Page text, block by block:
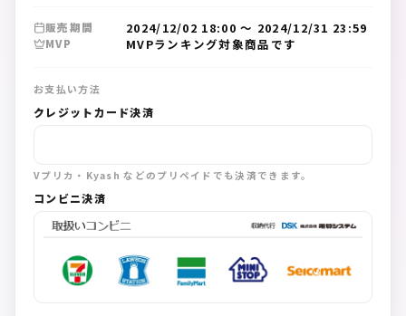
販売期間 2024/12/02 18:00 〜 2024/12/31 23:59
MVP MVPランキング対象商品です
お支払い方法
クレジットカード決済
Vプリカ・Kyash などのプリペイドでも決済できます。
コンビニ決済